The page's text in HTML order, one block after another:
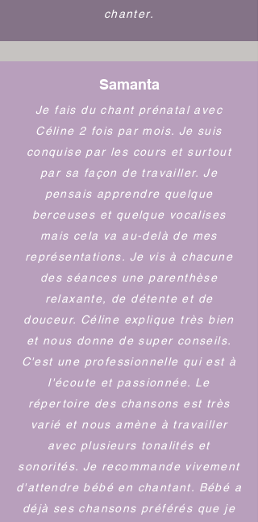
chanter.
Samanta
Je fais du chant prénatal avec
Céline 2 fois par mois. Je suis
conquise par les cours et surtout
par sa façon de travailler. Je
pensais apprendre quelque
berceuses et quelque vocalises
mais cela va au-delà de mes
représentations. Je vis à chacune
des séances une parenthèse
relaxante, de détente et de
douceur. Céline explique très bien
et nous donne de super conseils.
C'est une professionnelle qui est à
l'écoute et passionnée. Le
répertoire des chansons est très
varié et nous amène à travailler
avec plusieurs tonalités et
sonorités. Je recommande vivement
d'attendre bébé en chantant. Bébé a
déjà ses chansons préférés que je